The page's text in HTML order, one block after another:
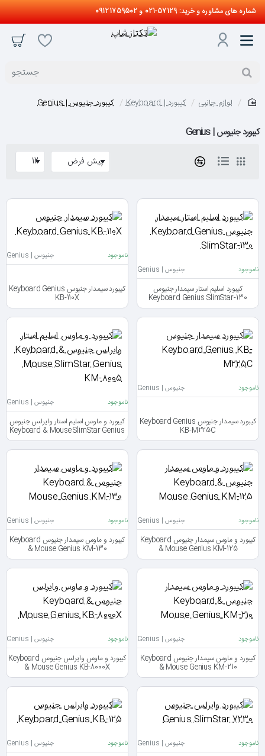
شماره های مشاوره و خرید: 57129-021 و 09121759502
جستجو
لوازم جانبی کیبورد | Keyboard کیبورد جنیوس | Genius
کیبورد جنیوس | Genius
ناموجود جنیوس | Genius
کیبورد اسلیم استار سیمدار جنیوس
Keyboard Genius SlimStar-130
ناموجود جنیوس | Genius
کیبورد سیمدار جنیوس Keyboard Genius
KB-110X
ناموجود جنیوس | Genius
کیبورد سیمدار جنیوس Keyboard Genius
KB-M225C
ناموجود جنیوس | Genius
کیبورد و ماوس اسلیم استار وایرلس جنیوس
Keyboard & Mouse SlimStar Genius
KM-8005
ناموجود جنیوس | Genius
کیبورد و ماوس سیمدار جنیوس Keyboard
& Mouse Genius KM-125
ناموجود جنیوس | Genius
کیبورد و ماوس سیمدار جنیوس Keyboard
& Mouse Genius KM-130
ناموجود جنیوس | Genius
کیبورد و ماوس سیمدار جنیوس Keyboard
& Mouse Genius KM-210
ناموجود جنیوس | Genius
کیبورد و ماوس وایرلس جنیوس Keyboard
& Mouse Genius KB-8000X
ناموجود جنیوس | Genius ناموجود جنیوس | Genius